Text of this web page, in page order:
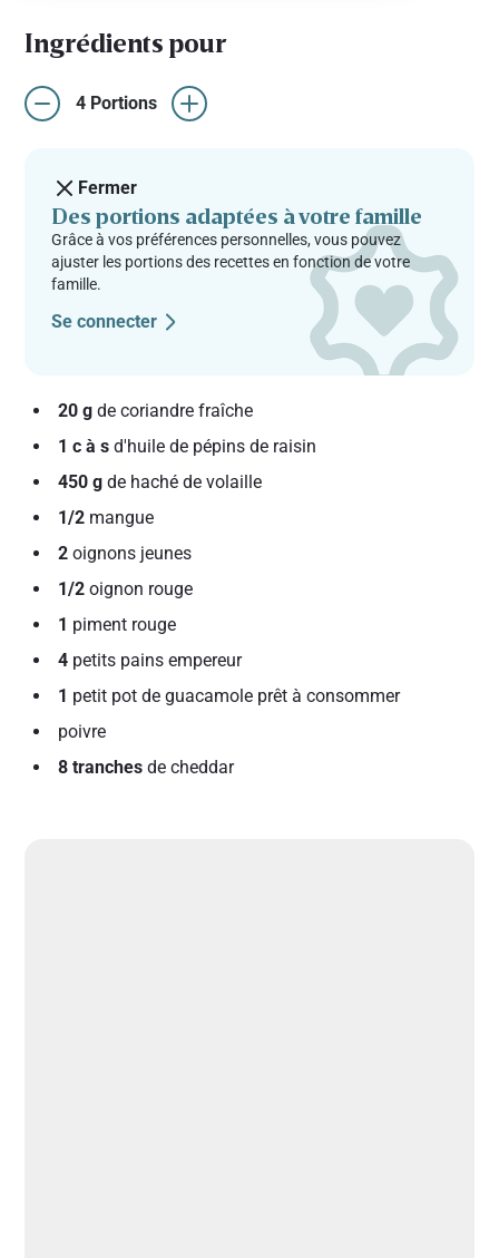
Ingrédients pour
4 Portions
Fermer
Des portions adaptées à votre famille
Grâce à vos préférences personnelles, vous pouvez
ajuster les portions des recettes en fonction de votre
famille.
Se connecter
20 g de coriandre fraîche
1 c à s d'huile de pépins de raisin
450 g de haché de volaille
1/2 mangue
2oignons jeunes
1/2oignon rouge
1 piment rouge
4 petits pains empereur
1 petit pot de guacamole prêt à consommer
poivre
8 tranches de cheddar